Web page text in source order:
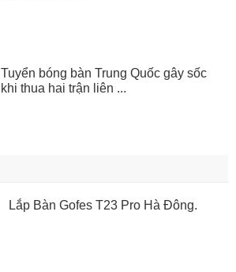
Tuyển bóng bàn Trung Quốc gây sốc
khi thua hai trận liên ...
Lắp Bàn Gofes T23 Pro Hà Đông.